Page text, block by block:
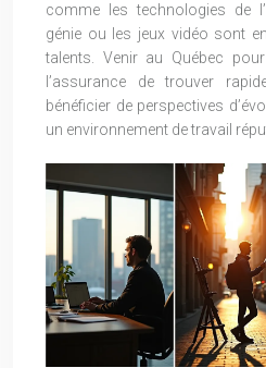
comme les technologies de
génie ou les jeux vidéo sont
talents. Venir au Québec
l’assurance de trouver
bénéficier de perspectives
un environnement de travail